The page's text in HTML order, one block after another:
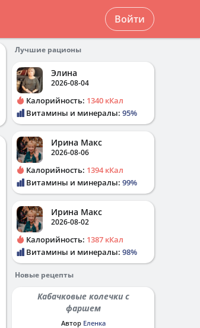
Войти
Лучшие рационы
Элина
2026-08-04
Калорийность: 1340 кКал
Витамины и минералы: 95%
Ирина Макс
2026-08-06
Калорийность: 1394 кКал
Витамины и минералы: 99%
Ирина Макс
2026-08-02
Калорийность: 1387 кКал
Витамины и минералы: 98%
Новые рецепты
Кабачковые колечки с
фаршем
Автор Еленка